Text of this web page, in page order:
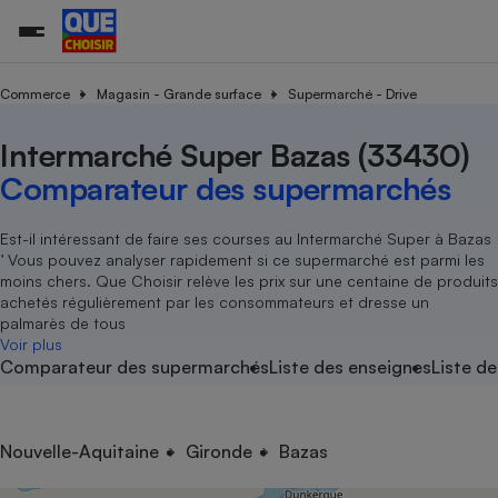
Commerce Magasin - Grande surface Supermarché - Drive
Intermarché Super Bazas (33430)
Comparateur des supermarchés
Est-il intéressant de faire ses courses au Intermarché Super à Bazas
’ Vous pouvez analyser rapidement si ce supermarché est parmi les
moins chers. Que Choisir relève les prix sur une centaine de produits
achetés régulièrement par les consommateurs et dresse un
palmarès de tous
Voir plus
Comparateur des supermarchésListe des enseignesListe
Nouvelle-Aquitaine Gironde Bazas
Additifs
Nutrition
Assurance auto
Magasin - Grande surface
Méthode de vente -
Organismes de défense
Système judiciairegratuit
Déchet
Achat - Vente - Travaux
Location
Sport
électrique
Démarche administrative
Senior
Service marchand
Train
Transport aérien
Toutes les actualités
Enquêtes
Guides d'achat
Conseils
Brèves
Tous les services
Soumettre un litige
Lettres types
Rencontrer une association locale
Tous nos combats
Nos actions
Nos grandes victoires
Les billets de la présidente
Nos associations locales
Nous rejoindre
En savoir plus sur Que Choisir Ensemble
nous ?
L’association
Nos missions
Notre méthodologie
Notre financement
Nos partenaires
Nous rejoindre